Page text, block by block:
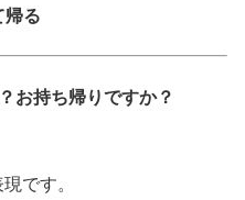
る
お持ち帰りですか？
です。